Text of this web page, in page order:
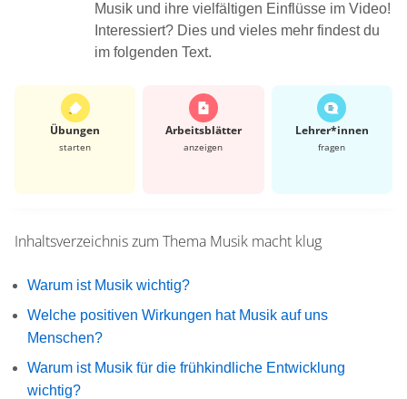
Musik und ihre vielfältigen Einflüsse im Video!
Interessiert? Dies und vieles mehr findest du
im folgenden Text.
Übungen
starten
Arbeits­blätter
anzeigen
Lehrer*​innen
fragen
Inhaltsverzeichnis zum Thema Musik macht klug
Warum ist Musik wichtig?
Welche positiven Wirkungen hat Musik auf uns
Menschen?
Warum ist Musik für die frühkindliche Entwicklung
wichtig?